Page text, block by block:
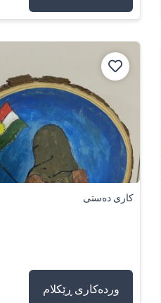
کاری دەستی
وردەکاری ڕێکلام